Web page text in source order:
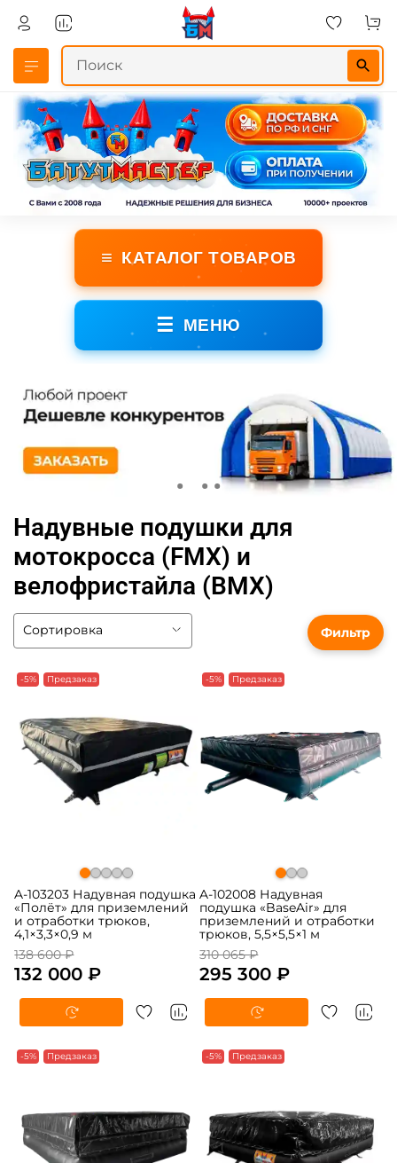
≡ КАТАЛОГ ТОВАРОВ
☰ МЕНЮ
Надувные подушки для
мотокросса (FMX) и
велофристайла (BMX)
-5% Предзаказ
A-103203 Надувная подушка
«Полёт» для приземлений
и отработки трюков,
4,1×3,3×0,9 м
138 600 ₽
132 000 ₽
-5% Предзаказ
A-102008 Надувная
подушка «BaseAir» для
приземлений и отработки
трюков, 5,5×5,5×1 м
310 065 ₽
295 300 ₽
-5% Предзаказ -5% Предзаказ
Фильтр